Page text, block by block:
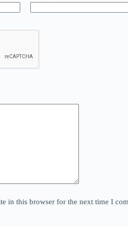
in this browser for the next time I